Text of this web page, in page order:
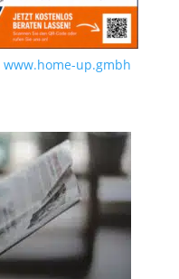
www.home-up.gmbh